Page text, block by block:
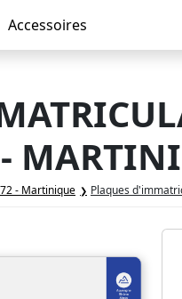
Accessoires
- Martinique Plaques